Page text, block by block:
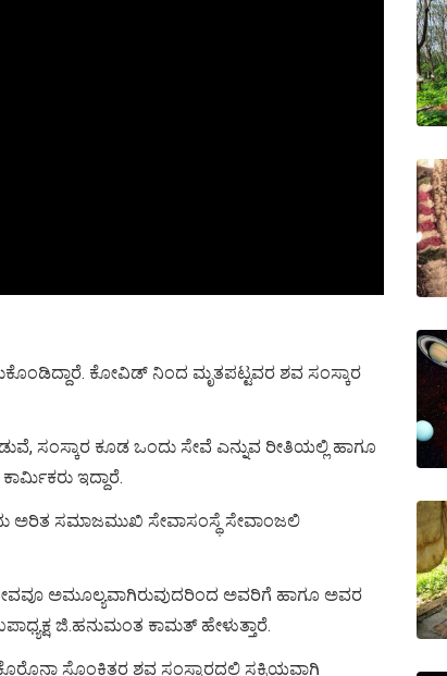
ಕೋವಿಡ್ ನಿಂದ ಮೃತಪಟ್ಟವರ ಶವ ಸಂಸ್ಕಾರ
ಸಂಸ್ಕಾರ ಕೂಡ ಒಂದು ಸೇವೆ ಎನ್ನುವ ರೀತಿಯಲ್ಲಿ ಹಾಗೂ
ಇದ್ದಾರೆ.
ಅರಿತ ಸಮಾಜಮುಖಿ ಸೇವಾಸಂಸ್ಥೆ ಸೇವಾಂಜಲಿ
ಜೀವವೂ ಅಮೂಲ್ಯವಾಗಿರುವುದರಿಂದ ಅವರಿಗೆ ಹಾಗೂ ಅವರ
ಜಿ.ಹನುಮಂತ ಕಾಮತ್ ಹೇಳುತ್ತಾರೆ.
ಸೊಂಕಿತರ ಶವ ಸಂಸ್ಕಾರದಲ್ಲಿ ಸಕ್ರಿಯವಾಗಿ